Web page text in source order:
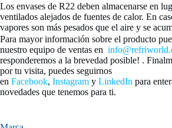
Los envases de R22 deben almacenarse en
ventilados alejados de fuentes de calor. En
vapores son más pesados que el aire y se
Para mayor información sobre el producto
nuestro equipo de ventas en
responderemos a la brevedad posible! .
por tu visita, puedes seguirnos
en Facebook, Instagram y LinkedIn para
novedades que tenemos para ti.